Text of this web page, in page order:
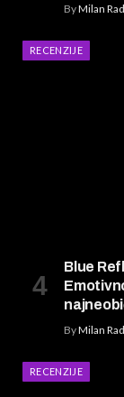
ByMilan
RECENZIJE
Blue
ByMilan
RECENZIJE